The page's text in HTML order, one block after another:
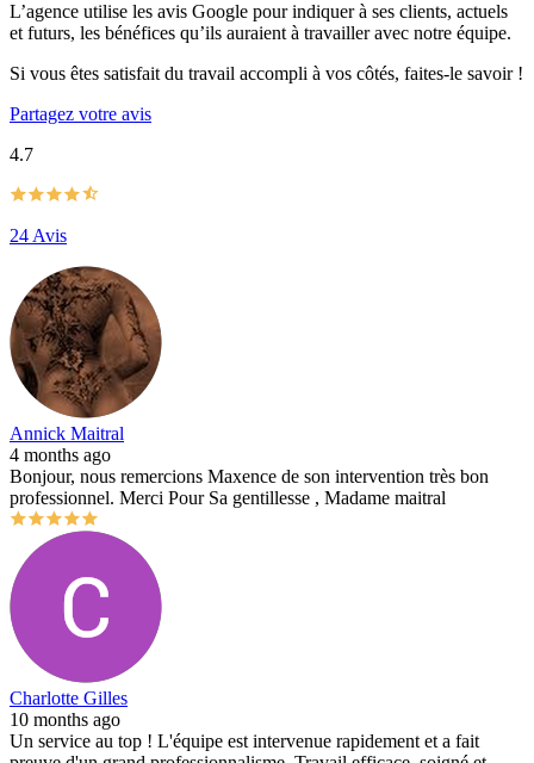
L’agence utilise les avis Google pour indiquer à ses clients, actuels
et futurs, les bénéfices qu’ils auraient à travailler avec notre équipe.
Si vous êtes satisfait du travail accompli à vos côtés, faites-le savoir !
Partagez votre avis
4.7
24 Avis
Annick Maitral
4 months ago
Bonjour, nous remercions Maxence de son intervention très bon
professionnel. Merci Pour Sa gentillesse , Madame maitral
Charlotte Gilles
10 months ago
Un service au top ! L'équipe est intervenue rapidement et a fait